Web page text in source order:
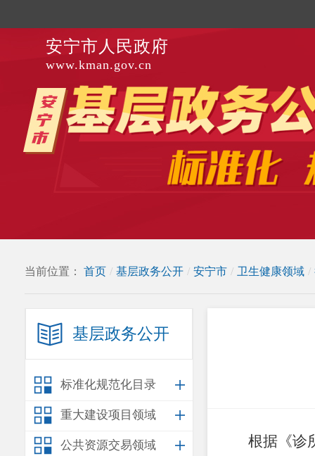
安宁市人民政府
www.kman.gov.cn
当前位置： 首页 / 基层政务公开 / 安宁市 / 卫生健康领域 /
基层政务公开
标准化规范化目录
重大建设项目领域
公共资源交易领域 根据 《